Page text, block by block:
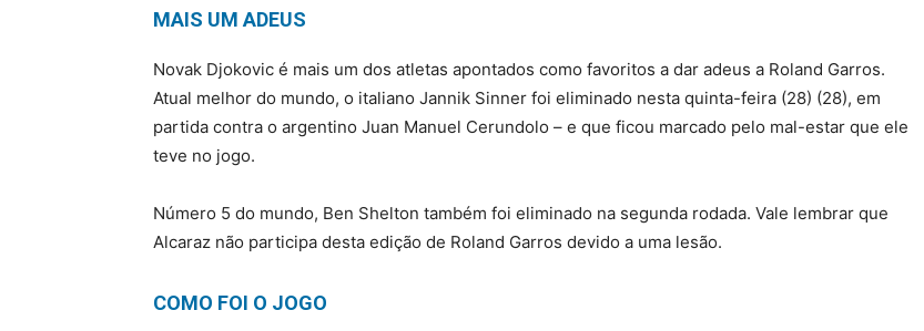
MAIS UM ADEUS
Novak Djokovic é mais um dos atletas apontados como favoritos a dar adeus a Roland Garros.
Atual melhor do mundo, o italiano Jannik Sinner foi eliminado nesta quinta-feira (28) (28), em
partida contra o argentino Juan Manuel Cerundolo – e que ficou marcado pelo mal-estar que ele
teve no jogo.
Número 5 do mundo, Ben Shelton também foi eliminado na segunda rodada. Vale lembrar que
Alcaraz não participa desta edição de Roland Garros devido a uma lesão.
COMO FOI O JOGO